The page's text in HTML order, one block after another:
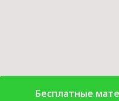
Бесплатные